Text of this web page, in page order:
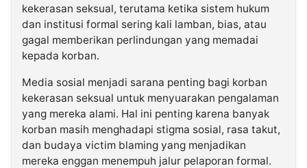
kekerasan seksual, terutama ketika sistem hukum
dan institusi formal sering kali lamban, bias, atau
gagal memberikan perlindungan yang memadai
kepada korban.
Media sosial menjadi sarana penting bagi korban
kekerasan seksual untuk menyuarakan pengalaman
yang mereka alami. Hal ini penting karena banyak
korban masih menghadapi stigma sosial, rasa takut,
dan budaya victim blaming yang menjadikan
mereka enggan menempuh jalur pelaporan formal.